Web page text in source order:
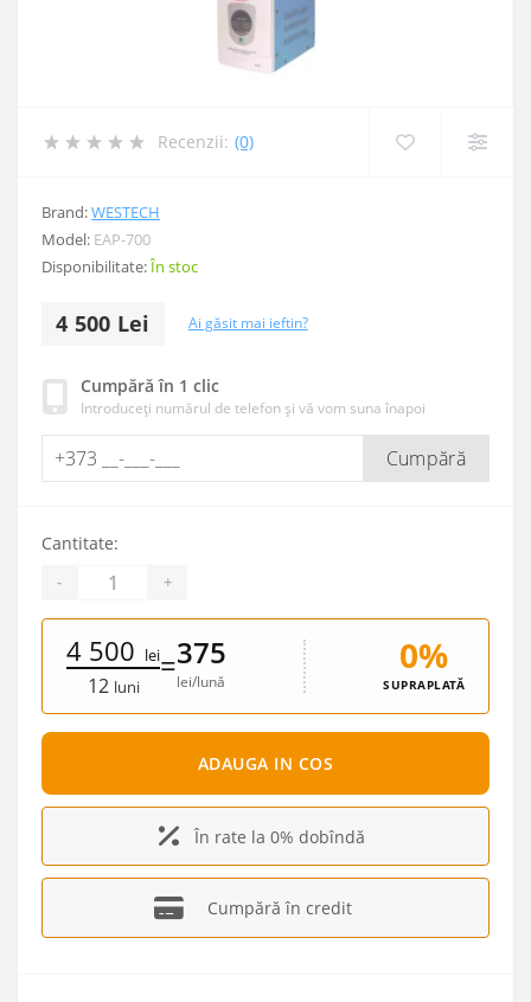
Recenzii: (0)
Brand:WESTECH
Model: EAP-700
Disponibilitate:În stoc
4 500 Lei Ai găsit mai ieftin?
Cumpără în 1 clic
Introduceți numărul de telefon și vă vom suna înapoi
Cumpără
Cantitate:
- +
4 500 lei
12 luni
=375
lei/lună
0%
SUPRAPLATĂ
ADAUGA IN COS
În rate la 0% dobîndă
Cumpără în credit